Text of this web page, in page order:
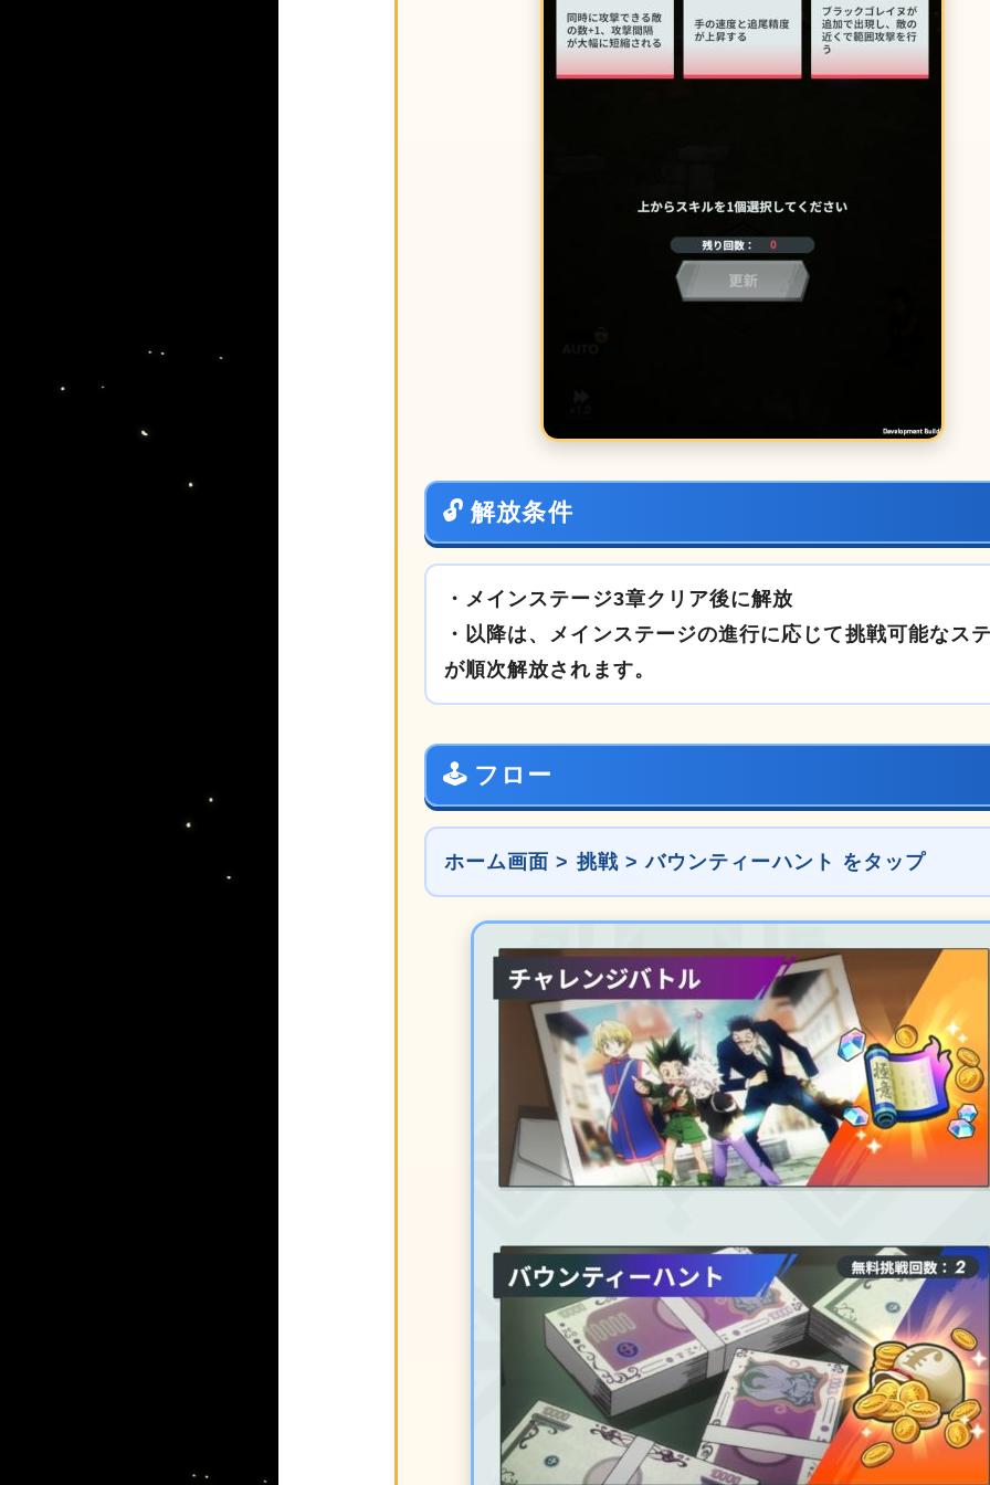
🔓 解放条件
・メインステージ3章クリア後に解放
・以降は、メインステージの進行に応じて挑戦可能なス
が順次解放されます。
🕹️ フロー
ホーム画面 > 挑戦 > バウンティーハント をタップ